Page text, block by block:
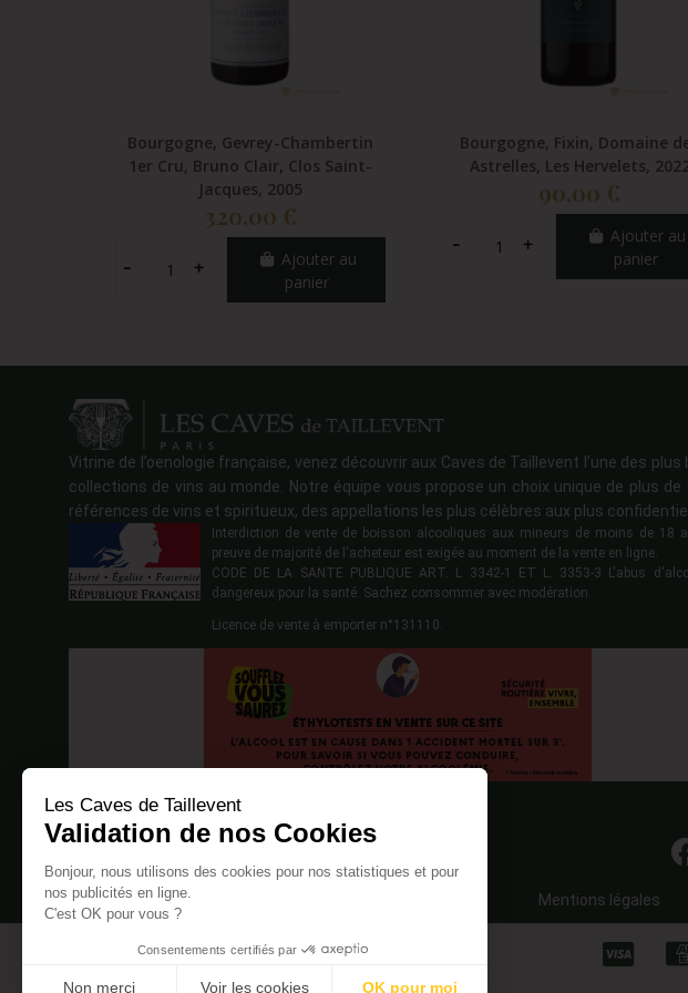
Bourgogne, Gevrey-Chambertin
1er Cru, Bruno Clair, Clos Saint-
Jacques, 2005
320,00 €
Ajouter au
panier
Bourgogne, Fixin, Domaine
Astrelles, Les Hervelets,
90,00 €
Ajouter au
panier
Vitrine de l’oenologie française, venez découvrir aux Caves de Taillevent l’une des plus
collections de vins au monde. Notre équipe vous propose un choix unique de plus de
références de vins et spiritueux, des appellations les plus célèbres aux plus
Interdiction de vente de boisson alcooliques aux mineurs de moins de 18
preuve de majorité de l'acheteur est exigée au moment de la vente en ligne.
CODE DE LA SANTE PUBLIQUE ART. L 3342-1 ET L. 3353-3 L'abus
dangereux pour la santé. Sachez consommer avec modération.
Licence de vente à emporter n°131110.
Mentions légales
Les Caves de Taillevent
Validation de nos Cookies
Bonjour, nous utilisons des cookies pour nos statistiques et pour
nos publicités en ligne.
C'est OK pour vous ?
Consentements certifiés par
Non merci Voir les cookies OK pour moi